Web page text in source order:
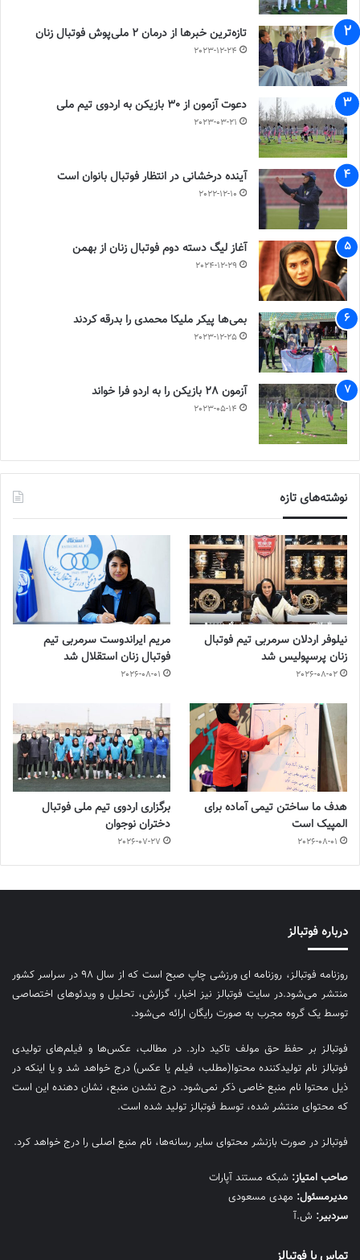
تازه‌ترین خبرها از درمان ۲ ملی‌پوش فوتبال زنان
2023-12-24
دعوت آزمون از 30 بازیکن به اردوی تیم ملی
2023-03-21
آینده درخشانی در انتظار فوتبال بانوان است
2022-12-10
آغاز لیگ دسته دوم فوتبال زنان از بهمن
2024-12-29
بمی‌ها پیکر ملیکا محمدی را بدرقه کردند
2023-12-25
آزمون 28 بازیکن را به اردو فرا خواند
2023-05-14
نوشته‌های تازه
نیلوفر اردلان سرمربی تیم فوتبال
زنان پرسپولیس شد
2026-08-02
مریم ایراندوست سرمربی تیم
فوتبال زنان استقلال شد
2026-08-01
هدف ما ساختن تیمی آماده برای
المپیک است
2026-08-01
برگزاری اردوی تیم ملی فوتبال
دختران نوجوان
2026-07-27
درباره فوتبالز
روزنامه فوتبالز، روزنامه ای ورزشی چاپ صبح است که از سال ۹۸ در سراسر کشور
منتشر می‌شود.در سایت فوتبالز نیز اخبار، گزارش، تحلیل و ویدئوهای اختصاصی
توسط یک گروه مجرب به صورت رایگان ارائه می‌شود.
فوتبالز بر حفظ حق مولف تاکید دارد. در مطالب، عکس‌ها و فیلم‌های تولیدی
فوتبالز نام تولیدکننده محتوا(مطلب، فیلم یا عکس) درج خواهد شد و یا اینکه در
ذیل محتوا نام منبع خاصی ذکر نمی‌‎شود. درج نشدن منبع، نشان دهنده این است
که محتوای منتشر شده، توسط فوتبالز تولید شده است.
فوتبالز در صورت بازنشر محتوای سایر رسانه‌ها، نام منبع اصلی را درج خواهد کرد.
صاحب امتیاز: شبکه مستند آپارات
مديرمسئول: مهدی مسعودی
سردبیر: ش.آ